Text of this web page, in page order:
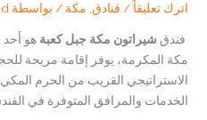
اترك تعليقاً / فنادق مكة / بواسطة
فندق شيراتون مكة جبل كعبةهو أحد
مكة المكرمة، يوفر إقامة مريحة
الاستراتيجي القريب من الحرم
الخدمات والمرافق المتوفرة في